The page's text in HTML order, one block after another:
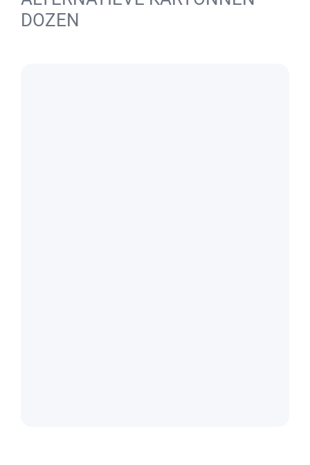
DOZEN